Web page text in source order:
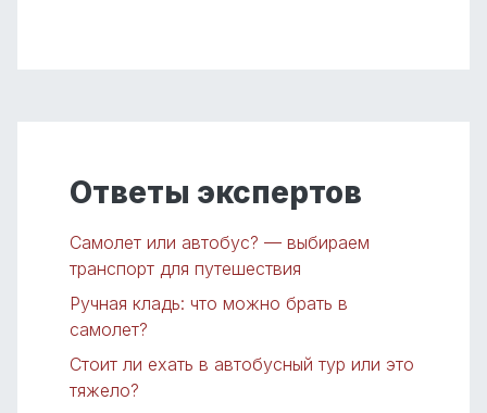
Ответы экспертов
Самолет или автобус? — выбираем
транспорт для путешествия
Ручная кладь: что можно брать в
самолет?
Стоит ли ехать в автобусный тур или это
тяжело?